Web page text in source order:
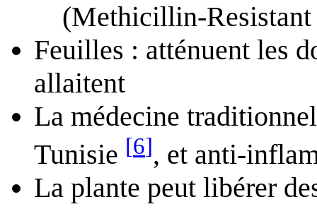
(Methicillin-
Feuilles : atténuent les
allaitent
La médecine
Tunisie [6], et anti-
La plante peut libérer